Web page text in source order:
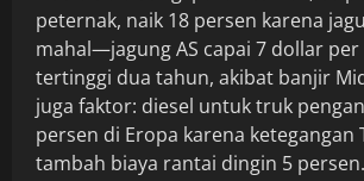
peternak, naik 18 persen karena
mahal—jagung AS capai 7 dollar per
tertinggi dua tahun, akibat banjir
juga faktor: diesel untuk truk
persen di Eropa karena ketegangan
tambah biaya rantai dingin 5